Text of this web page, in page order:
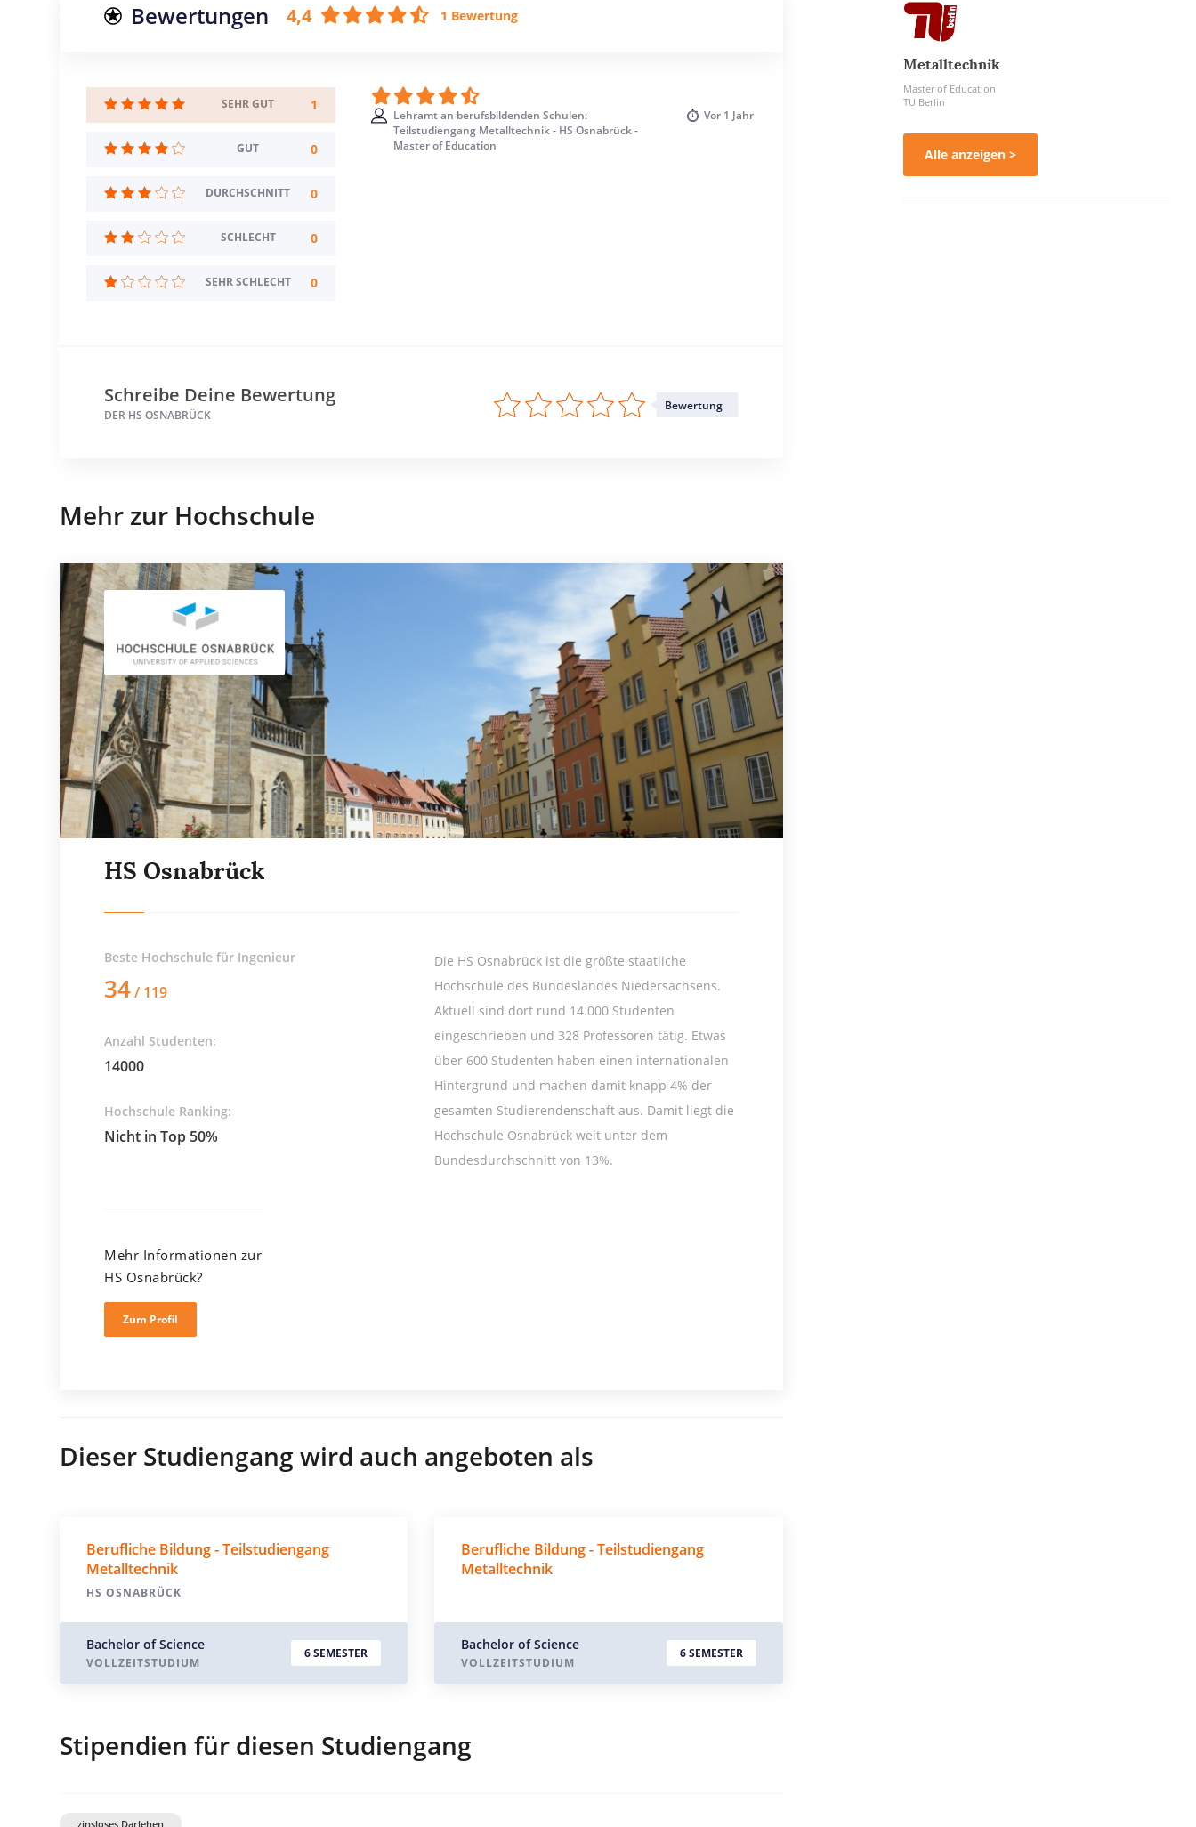
Bewertungen 4,4 1 Bewertung
SEHR GUT 1
GUT 0
DURCHSCHNITT 0
SCHLECHT 0
SEHR SCHLECHT 0
Lehramt an berufsbildenden Schulen:
Teilstudiengang Metalltechnik - HS Osnabrück -
Master of Education
Vor 1 Jahr
Schreibe Deine Bewertung
DER HS OSNABRÜCK
Bewertung
Mehr zur Hochschule
HS Osnabrück
Beste Hochschule für Ingenieur
34/ 119
Anzahl Studenten:
14000
Hochschule Ranking:
Nicht in Top 50%
Die HS Osnabrück ist die größte staatliche
Hochschule des Bundeslandes Niedersachsens.
Aktuell sind dort rund 14.000 Studenten
eingeschrieben und 328 Professoren tätig. Etwas
über 600 Studenten haben einen internationalen
Hintergrund und machen damit knapp 4% der
gesamten Studierendenschaft aus. Damit liegt die
Hochschule Osnabrück weit unter dem
Bundesdurchschnitt von 13%.
Mehr Informationen zur
HS Osnabrück?
Zum Profil
Dieser Studiengang wird auch angeboten als
Berufliche Bildung - Teilstudiengang
Metalltechnik
HS OSNABRÜCK
Bachelor of Science
VOLLZEITSTUDIUM
6 SEMESTER
Berufliche Bildung - Teilstudiengang
Metalltechnik
Bachelor of Science
VOLLZEITSTUDIUM
6 SEMESTER
Stipendien für diesen Studiengang
zinsloses Darlehen
Metalltechnik
Master of Education
TU Berlin
Alle anzeigen >